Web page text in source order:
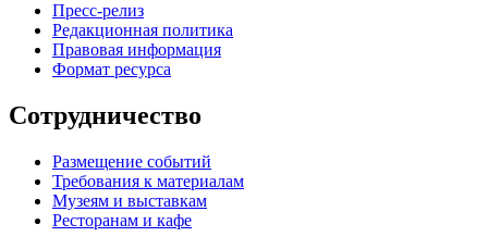
Пресс-релиз
Редакционная политика
Правовая информация
Формат ресурса
Сотрудничество
Размещение событий
Требования к материалам
Музеям и выставкам
Ресторанам и кафе